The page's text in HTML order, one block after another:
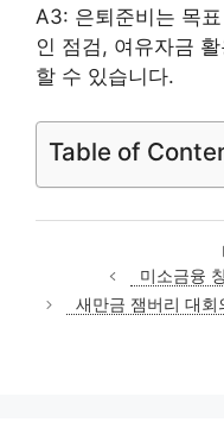
A3: 은퇴준비는 목
인 점검, 여유자금
할 수 있습니다.
Table of
미소금융
새만금 잼버리 대